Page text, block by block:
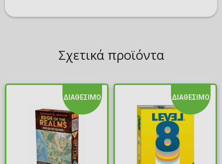
Σχετικά προϊόντα
ΔΙΑΘΕΣΙΜΟ ΔΙΑΘΕΣΙΜΟ